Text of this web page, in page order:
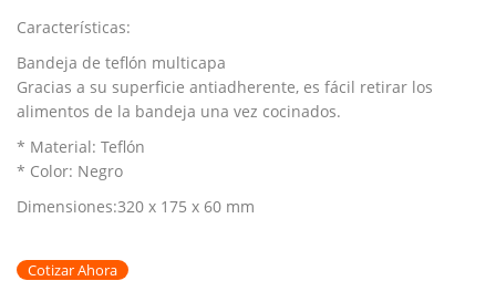
Características:
Bandeja de teflón multicapa
Gracias a su superficie antiadherente, es fácil retirar los
alimentos de la bandeja una vez cocinados.
* Material: Teflón
* Color: Negro
Dimensiones:320 x 175 x 60 mm
Cotizar Ahora